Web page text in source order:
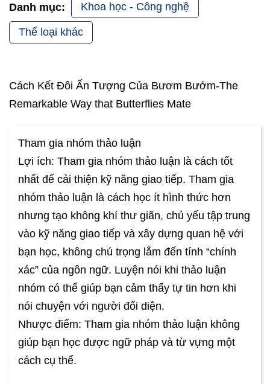
Danh mục: Khoa học - Công nghệ
Thể loại khác
Cách Kết Đôi Ấn Tượng Của Bươm Bướm-The
Remarkable Way that Butterflies Mate
Tham gia nhóm thảo luận
Lợi ích: Tham gia nhóm thảo luận là cách tốt
nhất để cải thiện kỹ năng giao tiếp. Tham gia
nhóm thảo luận là cách học ít hình thức hơn
nhưng tạo không khí thư giãn, chủ yếu tập trung
vào kỹ năng giao tiếp và xây dựng quan hệ với
bạn học, không chú trọng lắm đến tính “chính
xác” của ngôn ngữ. Luyện nói khi thảo luận
nhóm có thể giúp bạn cảm thấy tự tin hơn khi
nói chuyện với người đối diện.
Nhược điểm: Tham gia nhóm thảo luận không
giúp bạn học được ngữ pháp và từ vựng một
cách cụ thể.